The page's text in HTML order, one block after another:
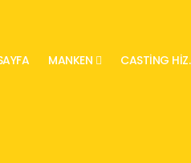
MANKEN CASTING HIZ.